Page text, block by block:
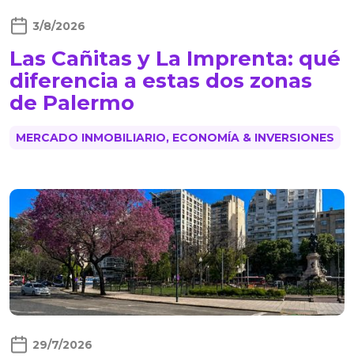
3/8/2026
Las Cañitas y La Imprenta: qué
diferencia a estas dos zonas
de Palermo
MERCADO INMOBILIARIO, ECONOMÍA & INVERSIONES
29/7/2026